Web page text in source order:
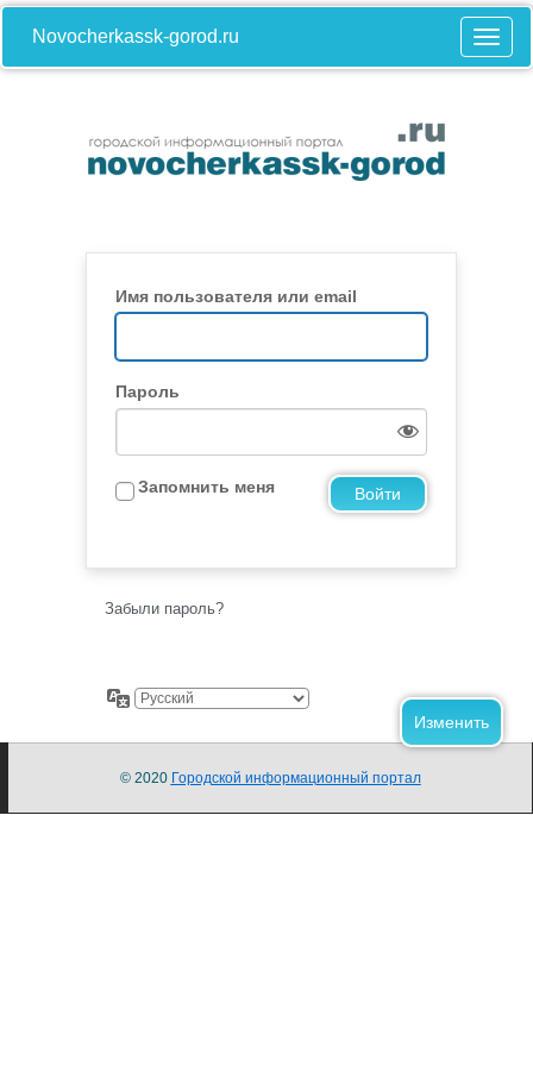
Novocherkassk-gorod.ru
Имя пользователя или email
Пароль
Запомнить меня
Забыли пароль?
© 2020 Городской информационный портал